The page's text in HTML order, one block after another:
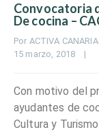
Convocatoria
De cocina –
Por ACTIVA
15 marzo, 2018 |
Con motivo del
ayudantes de
Cultura y